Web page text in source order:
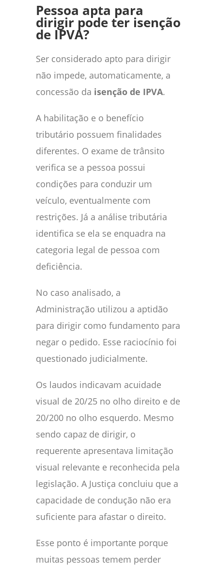
Pessoa apta para
dirigir pode ter isenção
de IPVA?
Ser considerado apto para dirigir
não impede, automaticamente, a
concessão da isenção de IPVA.
A habilitação e o benefício
tributário possuem finalidades
diferentes. O exame de trânsito
verifica se a pessoa possui
condições para conduzir um
veículo, eventualmente com
restrições. Já a análise tributária
identifica se ela se enquadra na
categoria legal de pessoa com
deficiência.
No caso analisado, a
Administração utilizou a aptidão
para dirigir como fundamento para
negar o pedido. Esse raciocínio foi
questionado judicialmente.
Os laudos indicavam acuidade
visual de 20/25 no olho direito e de
20/200 no olho esquerdo. Mesmo
sendo capaz de dirigir, o
requerente apresentava limitação
visual relevante e reconhecida pela
legislação. A Justiça concluiu que a
capacidade de condução não era
suficiente para afastar o direito.
Esse ponto é importante porque
muitas pessoas temem perder